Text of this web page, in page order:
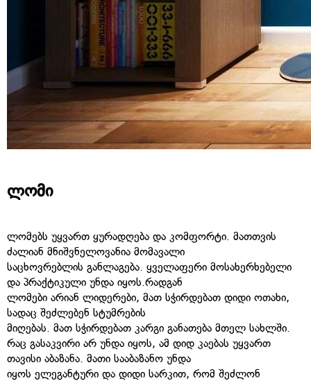
ლომი
ლომებს უყვართ ყურადღება და კომფორტი. მათთვის
ძალიან მნიშვნელოვანია მომავალი
საცხოვრებლის განლაგება. ყველაფერი მოსახერხებელი
და პრაქტიკული უნდა იყოს.რადგან
ლომები არიან ლიდერები, მათ სჭირდებათ დიდი ოთახი,
სადაც შეძლებენ სტუმრების
მიღებას. მათ სჭირდებათ კარგი განათება მთელ სახლში.
რაც გასაკვირი არ უნდა იყოს, ამ დიდ კაებას უყვართ
თავისი აბაზანა. მათი სააბაზანო უნდა
იყოს ელეგანტური და დიდი სარკით, რომ შეძლონ